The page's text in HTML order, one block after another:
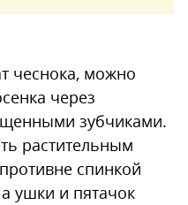
чеснока, можно
через
зубчиками.
растительным
спинкой
ушки и пятачок